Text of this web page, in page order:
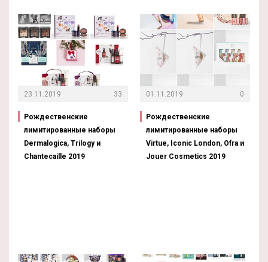
23.11.2019 33
Рождественские
лимитированные наборы
Dermalogica, Trilogy и
Chantecaille 2019
01.11.2019 0
Рождественские
лимитированные наборы
Virtue, Iconic London, Ofra и
Jouer Cosmetics 2019